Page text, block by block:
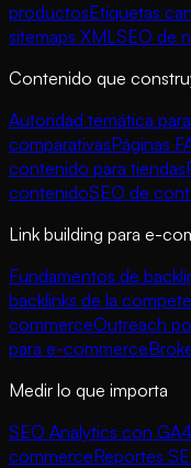
productosEtiquetas
sitemaps XMLSEO de
Contenido que
Autoridad temática
comparativasPáginas
contenido para tiendas
contenidoSEO de
Link building para e-
Fundamentos de
backlinks de la
commerceOutreach
para e-commerce
Medir lo que importa
SEO Analytics con GA4
commerceReportes